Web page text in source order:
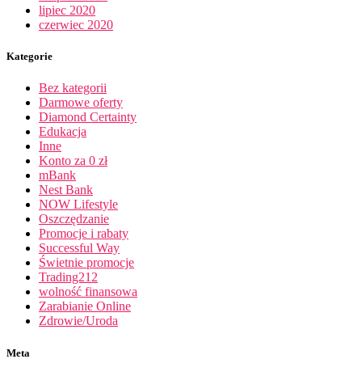
lipiec 2020
czerwiec 2020
Kategorie
Bez kategorii
Darmowe oferty
Diamond Certainty
Edukacja
Inne
Konto za 0 zł
mBank
Nest Bank
NOW Lifestyle
Oszczędzanie
Promocje i rabaty
Successful Way
Świetnie promocje
Trading212
wolność finansowa
Zarabianie Online
Zdrowie/Uroda
Meta